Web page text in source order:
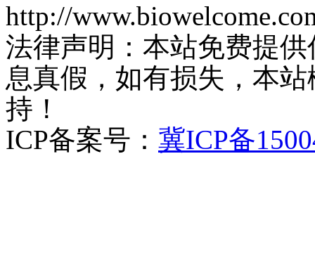
http://
法律声明：本站免费提
息真假，如有损失，本
持！
ICP备案号： 冀ICP备